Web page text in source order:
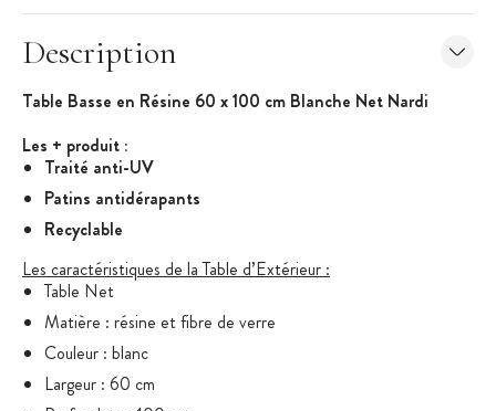
Description
Table Basse en Résine 60 x 100 cm Blanche Net Nardi
Les + produit :
Traité anti-UV
Patins antidérapants
Recyclable
Les caractéristiques de la Table d’Extérieur :
Table Net
Matière : résine et fibre de verre
Couleur : blanc
Largeur : 60 cm